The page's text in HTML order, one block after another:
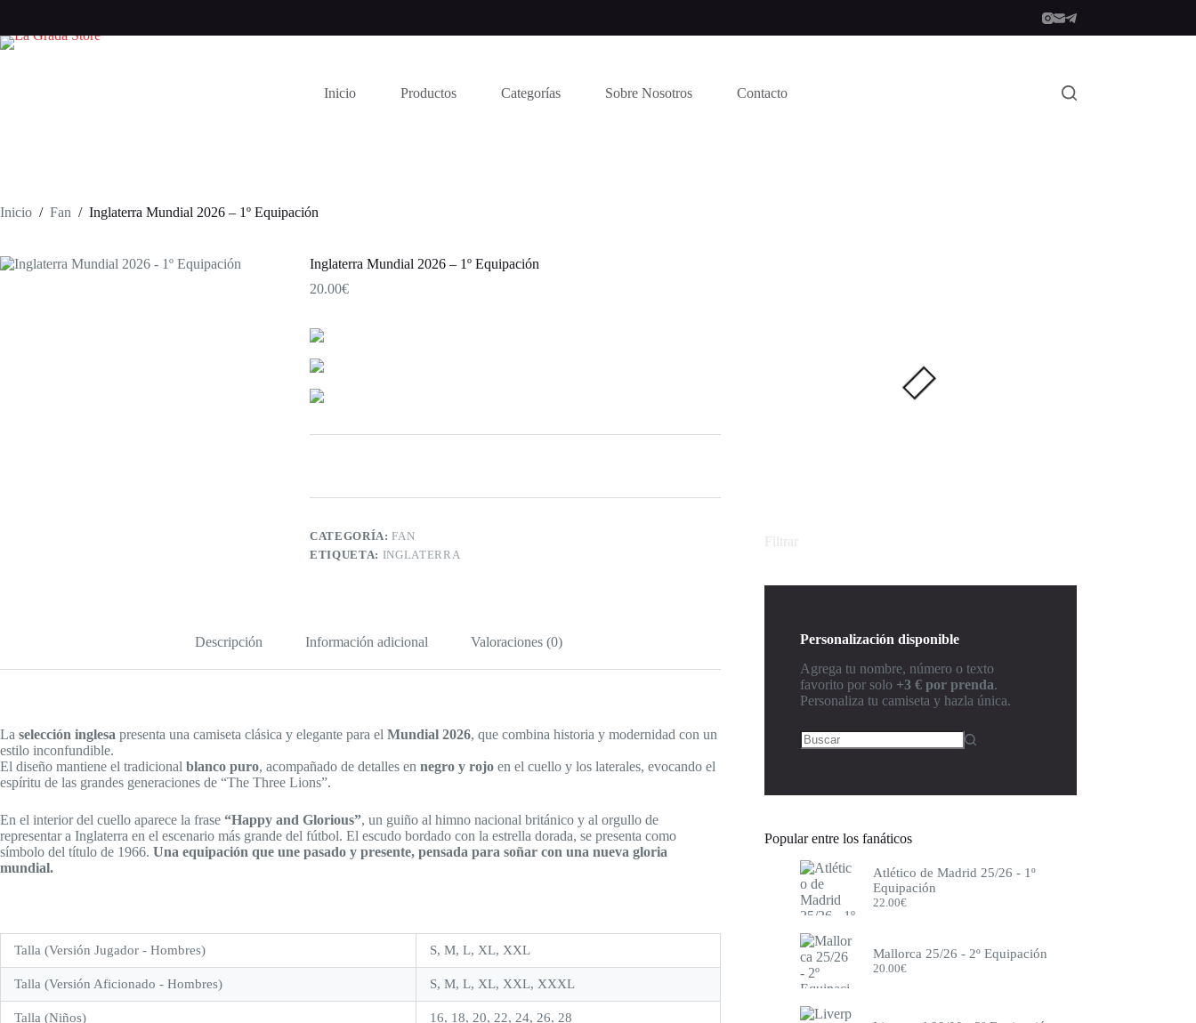
contenido
Inicio Productos Categorías Sobre Nosotros Contacto
Inicio / Fan / Inglaterra Mundial 2026 – 1º Equipación
Inglaterra Mundial 2026 – 1º Equipación
20.00€
CATEGORÍA:FAN
ETIQUETA: INGLATERRA
Descripción Información adicional Valoraciones (0)
La selección inglesa presenta una camiseta clásica y elegante para el Mundial 2026, que combina historia y modernidad con un
estilo inconfundible.
El diseño mantiene el tradicional blanco puro, acompañado de detalles en negro y rojo en el cuello y los laterales, evocando el
espíritu de las grandes generaciones de “The Three Lions”.
En el interior del cuello aparece la frase “Happy and Glorious”, un guiño al himno nacional británico y al orgullo de
representar a Inglaterra en el escenario más grande del fútbol. El escudo bordado con la estrella dorada, se presenta como
símbolo del título de 1966. Una equipación que une pasado y presente, pensada para soñar con una nueva gloria
mundial.
Talla (Versión Jugador - Hombres) S, M, L, XL, XXL
Talla (Versión Aficionado - Hombres) S, M, L, XL, XXL, XXXL
Talla (Niños) 16, 18, 20, 22, 24, 26, 28
Personalización disponible
Agrega tu nombre, número o texto
favorito por solo +3 € por prenda.
Personaliza tu camiseta y hazla única.
Popular entre los fanáticos
Atlético de Madrid 25/26 - 1º
Equipación
22.00€
Mallorca 25/26 - 2º Equipación
20.00€